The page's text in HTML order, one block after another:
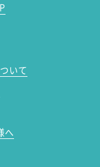
いて
へ